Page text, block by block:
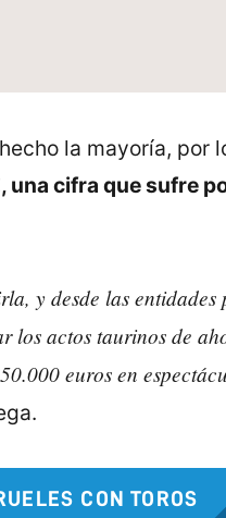
la mayoría, por
cifra que sufre
y desde las entidades
los actos taurinos de
euros en
CON TOROS